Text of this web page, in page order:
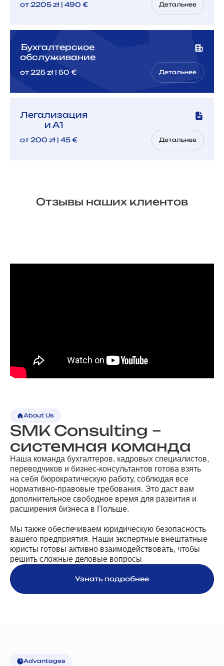
от 2205 zł | 490 € Детальнее
Бухгалтерское
обслуживание
от 225 zł | 50 € Детальнее
Легализация
и А1
от 200 zł | 45 € Детальнее
Отзывы наших клиентов
About Us
SMK Consulting –
системная команда
Наша команда бухгалтеров, кадровых специалистов,
переводчиков и бизнес-консультантов готова взять
на себя бюрократическую работу, соблюдая все
нормативно-правовые требования. Это даст вам
дополнительное свободное время для развития и
расширения бизнеса в Польше.
Мы также обеспечиваем юридическую безопасность
вашего предприятия. Наши экспертные внештатные
юристы готовы активно взаимодействовать, чтобы
решить сложные деловые вопросы
Узнать подробнее
Advantages